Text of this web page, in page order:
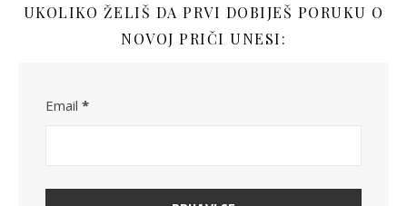
UKOLIKO ŽELIŠ DA PRVI DOBIJEŠ PORUKU O
NOVOJ PRIČI UNESI:
Email *